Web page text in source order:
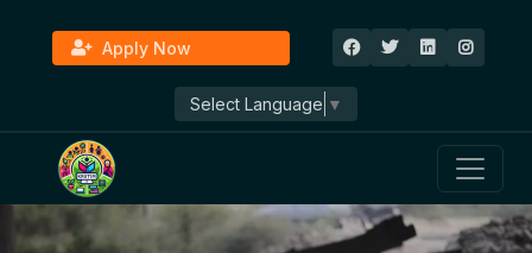
Apply Now
Select Language ▼